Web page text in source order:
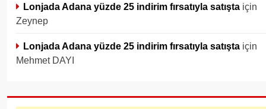
Lonjada Adana yüzde 25 indirim fırsatıyla satışta için
Zeynep
Lonjada Adana yüzde 25 indirim fırsatıyla satışta için
Mehmet DAYI